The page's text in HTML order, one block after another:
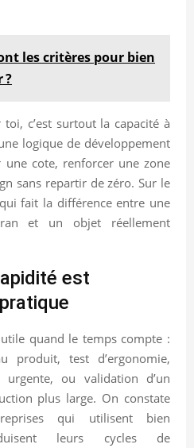
les critères pour bien
?
c’est surtout la capacité à
logique de développement
cote, renforcer une zone
sans repartir de zéro. Sur le
fait la différence entre une
et un objet réellement
est
quand le temps compte :
produit, test d’ergonomie,
urgente, ou validation d’un
plus large. On constate
qui utilisent bien
leurs cycles de